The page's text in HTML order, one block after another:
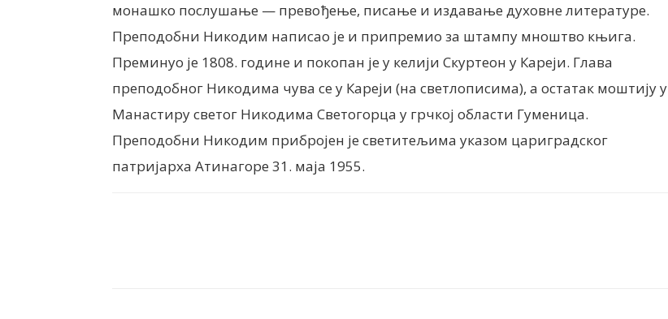
монашко послушање — превођење, писање и издавање духовне литературе.
Преподобни Никодим написао је и припремио за штампу мноштво књига.
Преминуо је 1808. године и покопан је у келији Скуртеон у Кареји. Глава
преподобног Никодима чува се у Кареји (на светлописима), а остатак моштију у
Манастиру светог Никодима Светогорца у грчкој области Гуменица.
Преподобни Никодим прибројен је светитељима указом цариградског
патријарха Атинагоре 31. маја 1955.